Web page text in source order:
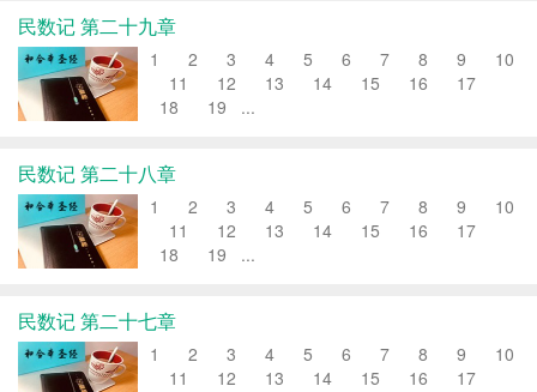
民数记 第二十九章
1 2 3 4 5 6 7 8 9 10
11 12 13 14 15 16 17
18 19 ...
民数记 第二十八章
1 2 3 4 5 6 7 8 9 10
11 12 13 14 15 16 17
18 19 ...
民数记 第二十七章
1 2 3 4 5 6 7 8 9 10
11 12 13 14 15 16 17